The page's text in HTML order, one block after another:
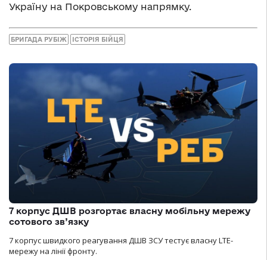
Україну на Покровському напрямку.
БРИГАДА РУБІЖ ІСТОРІЯ БІЙЦЯ
7 корпус ДШВ розгортає власну мобільну мережу
сотового зв’язку
7 корпус швидкого реагування ДШВ ЗСУ тестує власну LTE-
мережу на лінії фронту.